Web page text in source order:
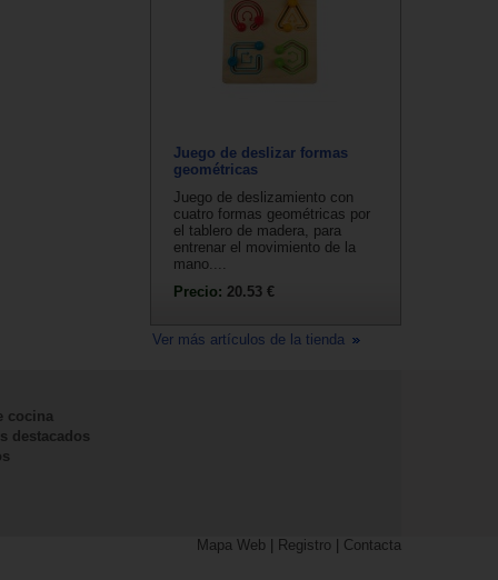
Juego de deslizar formas
geométricas
Juego de deslizamiento con
cuatro formas geométricas por
el tablero de madera, para
entrenar el movimiento de la
mano....
Precio: 20.53 €
Ver más artículos de la tienda
cocina
destacados
Mapa Web Registro Contacta